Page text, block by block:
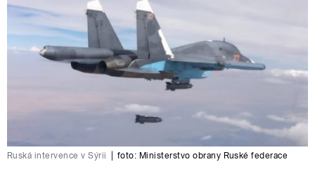
Ruská intervence v Sýrii foto: Ministerstvo obrany Ruské federace